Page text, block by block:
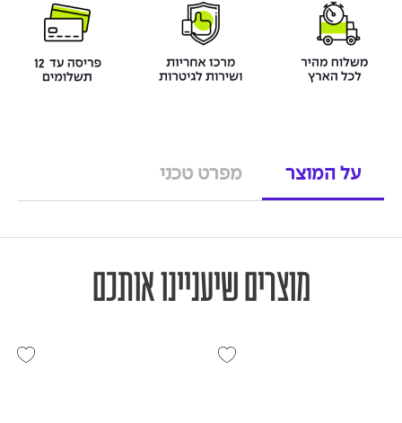
על המוצר מפרט טכני
מוצרים שיעניינו אותכם